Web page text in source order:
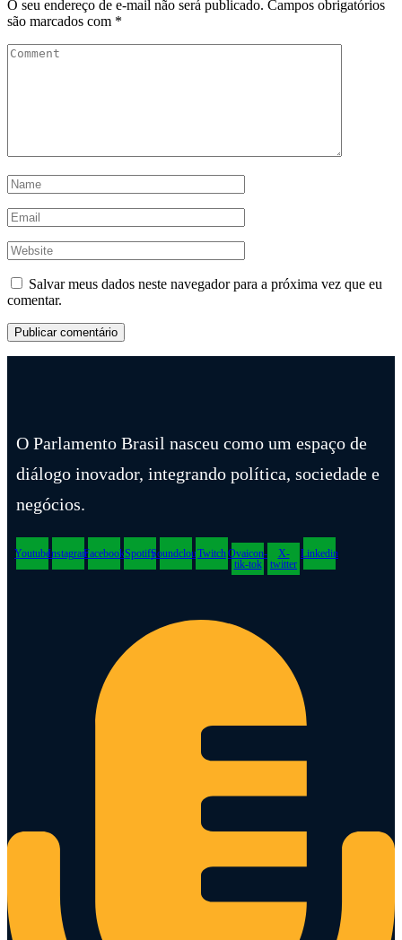
O seu endereço de e-mail não será publicado. Campos obrigatórios
são marcados com *
Salvar meus dados neste navegador para a próxima vez que eu
comentar.
O Parlamento Brasil nasceu como um espaço de
diálogo inovador, integrando política, sociedade e
negócios.
YoutubeInstagramFacebookSpotifySoundcloudTwitchOvaicon-
tik-tok
X-
twitter
Linkedin